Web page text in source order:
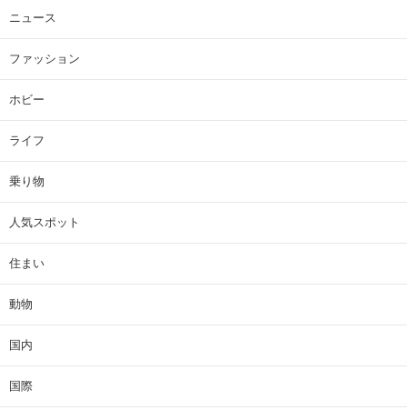
ニュース
ファッション
ホビー
ライフ
乗り物
人気スポット
住まい
動物
国内
国際